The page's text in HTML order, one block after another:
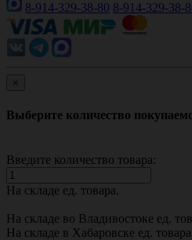
8-914-329-38-80 8-914-329-38-
×
Выберите количество
Введите количество товара:
На складе ед. товара.
На складе во Владивостоке ед.
На складе в Хабаровске ед.